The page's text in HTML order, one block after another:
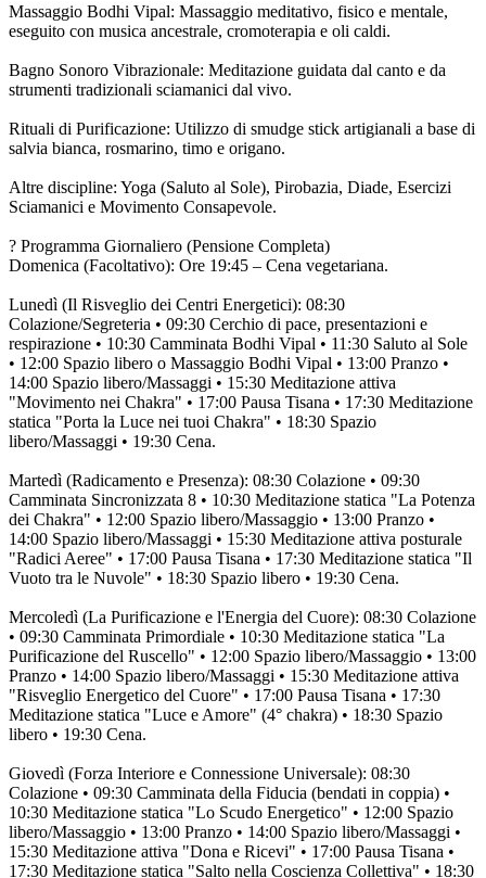
Massaggio Bodhi Vipal: Massaggio meditativo, fisico e mentale,
eseguito con musica ancestrale, cromoterapia e oli caldi.
Bagno Sonoro Vibrazionale: Meditazione guidata dal canto e da
strumenti tradizionali sciamanici dal vivo.
Rituali di Purificazione: Utilizzo di smudge stick artigianali a base di
salvia bianca, rosmarino, timo e origano.
Altre discipline: Yoga (Saluto al Sole), Pirobazia, Diade, Esercizi
Sciamanici e Movimento Consapevole.
?️ Programma Giornaliero (Pensione Completa)
Domenica (Facoltativo): Ore 19:45 – Cena vegetariana.
Lunedì (Il Risveglio dei Centri Energetici): 08:30
Colazione/Segreteria • 09:30 Cerchio di pace, presentazioni e
respirazione • 10:30 Camminata Bodhi Vipal • 11:30 Saluto al Sole
• 12:00 Spazio libero o Massaggio Bodhi Vipal • 13:00 Pranzo •
14:00 Spazio libero/Massaggi • 15:30 Meditazione attiva
"Movimento nei Chakra" • 17:00 Pausa Tisana • 17:30 Meditazione
statica "Porta la Luce nei tuoi Chakra" • 18:30 Spazio
libero/Massaggi • 19:30 Cena.
Martedì (Radicamento e Presenza): 08:30 Colazione • 09:30
Camminata Sincronizzata 8 • 10:30 Meditazione statica "La Potenza
dei Chakra" • 12:00 Spazio libero/Massaggio • 13:00 Pranzo •
14:00 Spazio libero/Massaggi • 15:30 Meditazione attiva posturale
"Radici Aeree" • 17:00 Pausa Tisana • 17:30 Meditazione statica "Il
Vuoto tra le Nuvole" • 18:30 Spazio libero • 19:30 Cena.
Mercoledì (La Purificazione e l'Energia del Cuore): 08:30 Colazione
• 09:30 Camminata Primordiale • 10:30 Meditazione statica "La
Purificazione del Ruscello" • 12:00 Spazio libero/Massaggio • 13:00
Pranzo • 14:00 Spazio libero/Massaggi • 15:30 Meditazione attiva
"Risveglio Energetico del Cuore" • 17:00 Pausa Tisana • 17:30
Meditazione statica "Luce e Amore" (4° chakra) • 18:30 Spazio
libero • 19:30 Cena.
Giovedì (Forza Interiore e Connessione Universale): 08:30
Colazione • 09:30 Camminata della Fiducia (bendati in coppia) •
10:30 Meditazione statica "Lo Scudo Energetico" • 12:00 Spazio
libero/Massaggio • 13:00 Pranzo • 14:00 Spazio libero/Massaggi •
15:30 Meditazione attiva "Dona e Ricevi" • 17:00 Pausa Tisana •
17:30 Meditazione statica "Salto nella Coscienza Collettiva" • 18:30